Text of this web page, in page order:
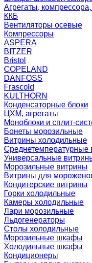
Агрегаты,
ККБ
Вентиляторы осевые
Компрессоры
ASPERA
BITZER
Bristol
COPELAND
DANFOSS
Frascold
KULTHORN
Конденсаторные блоки
ЦХМ, агрегаты
Моноблоки и сплит-
Бонеты морозильные
Витрины холодильные
Среднетемпературные
Универсальные
Морозильные витрины
Витрины для
Кондитерские витрины
Горки холодильные
Камеры холодильные
Лари морозильные
Льдогенераторы
Столы холодильные
Морозильные шкафы
Холодильные шкафы
Кондиционеры